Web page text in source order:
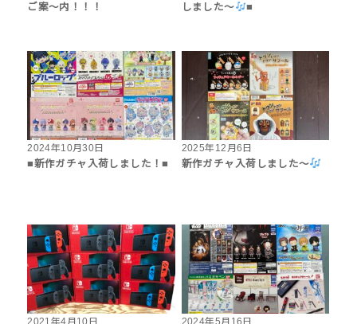
ご案〜内！！！
しました〜
■
2024年10月30日
■新作ガチャ入荷しました！■
2025年12月6日
新作ガチャ入荷しました〜
2021年4月10日 2024年5月16日